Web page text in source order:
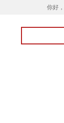
你好，